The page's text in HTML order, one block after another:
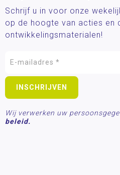
Schrijf u in voor onze
op de hoogte van acties en
ontwikkelingsmaterialen!
Wij verwerken uw
beleid.